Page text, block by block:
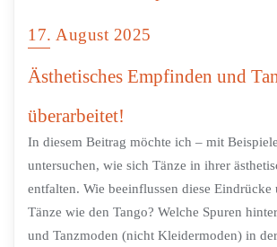
17. August 2025
Ästhetisches Empfinden und
überarbeitet!
In diesem Beitrag möchte ich – mit
untersuchen, wie sich Tänze in ihrer
entfalten. Wie beeinflussen diese
Tänze wie den Tango? Welche Spuren
und Tanzmoden (nicht Kleidermoden) in